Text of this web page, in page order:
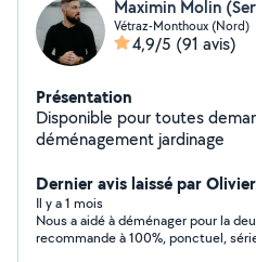
Maximin Molin
Vétraz-Monthoux (Nord)
4,9/5 (91 avis)
Présentation
Disponible pour toutes
déménagement jardinage
Dernier avis laissé par
Il y a 1 mois
Nous a aidé à déménager pour la
recommande à 100%, ponctuel,